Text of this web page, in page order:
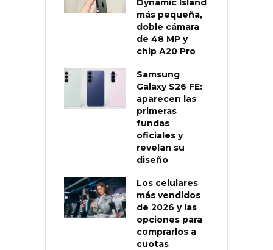
Dynamic Island
más pequeña,
doble cámara
de 48 MP y
chip A20 Pro
Samsung
Galaxy S26 FE:
aparecen las
primeras
fundas
oficiales y
revelan su
diseño
Los celulares
más vendidos
de 2026 y las
opciones para
comprarlos a
cuotas